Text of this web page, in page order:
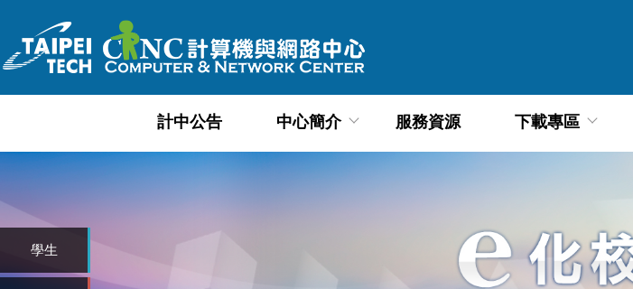
到
主
計中公告 中心簡介 服務資源 下載專區
學生